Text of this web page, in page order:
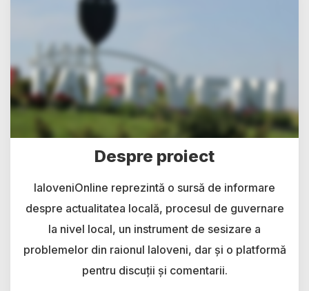
Despre proiect
IaloveniOnline reprezintă o sursă de informare
despre actualitatea locală, procesul de guvernare
la nivel local, un instrument de sesizare a
problemelor din raionul Ialoveni, dar și o platformă
pentru discuții și comentarii.